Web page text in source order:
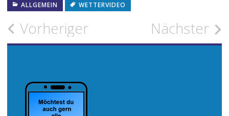
ALLGEMEIN WETTERVIDEO
Beitragsnavigation
Vorheriger Nächster